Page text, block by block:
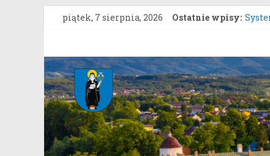
Przejdź
piątek, 7 sierpnia, 2026 Ostatnie wpisy:
Gmina
Stary
Sącz
Portal